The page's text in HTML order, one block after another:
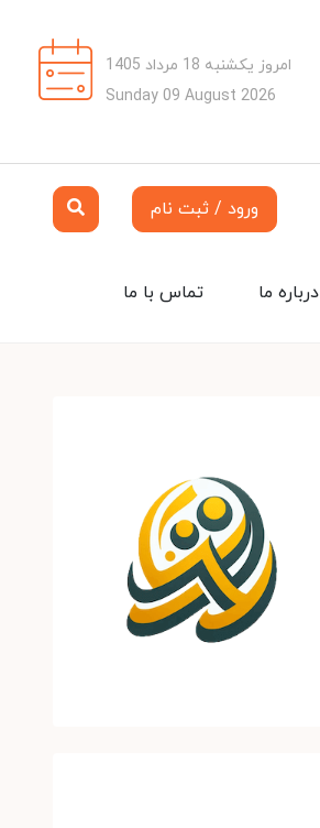
امروز یکشنبه 18 مرداد 1405
Sunday 09 August 2026
ورود / ثبت نام
تماس با ما درباره ما